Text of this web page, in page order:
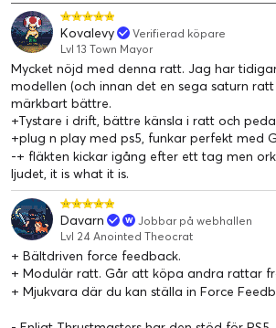
action), vilket ger en supermjuk och smidig
Motorns tystnad gör att du kan fokusera på
nämligen förstklassig prestanda på vägen.
Ultra-responsiva och realistiska
Nya dubbelbältessystem
Det nya 1080° dubbelbältessystemet ger en
kraftåterkoppling med oerhört lyhörda,
känn vägen, inte rattens inre mekanism.
H.E.A.R.T. HallEffekt AccuRate Technology®
Thrustmasters utvecklingsteam har lagt
imponerande kapacitet genom att införliva
AccuRate Technology®, med en beröringsfri
denna har 16-bitars upplösning, för 65 536
Kovalevy
Verifierad köpare
Lvl 13 Town Mayor
Mycket nöjd med denna ratt. Jag har
modellen (och innan det en sega saturn
märkbart bättre.
+Tystare i drift, bättre känsla i ratt och
+plug n play med ps5, funkar perfekt med
-+ fläkten kickar igång efter ett tag men
ljudet, it is what it is.
Davarn
Jobbar på webhallen
Lvl 24 Anointed Theocrat
+ Bältdriven force feedback.
+ Modulär ratt. Går att köpa andra rattar
+ Mjukvara där du kan ställa in Force